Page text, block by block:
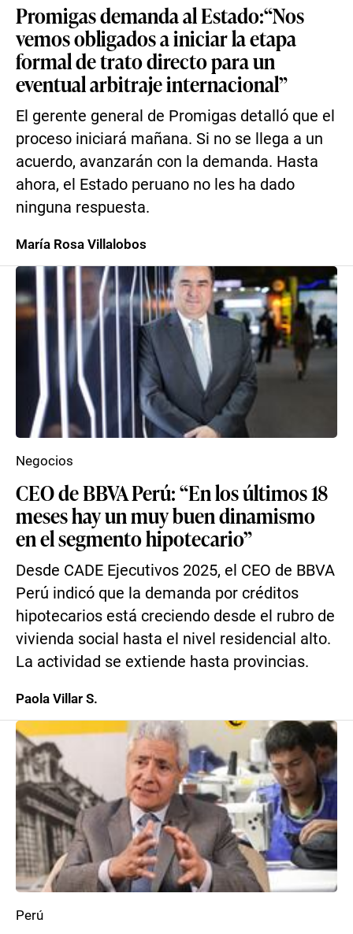
Promigas demanda al Estado:“Nos
vemos obligados a iniciar la etapa
formal de trato directo para un
eventual arbitraje internacional”
El gerente general de Promigas detalló que el
proceso iniciará mañana. Si no se llega a un
acuerdo, avanzarán con la demanda. Hasta
ahora, el Estado peruano no les ha dado
ninguna respuesta.
María Rosa Villalobos
CEO de BBVA Perú: “En los últimos 18
meses hay un muy buen dinamismo
en el segmento hipotecario”
Desde CADE Ejecutivos 2025, el CEO de BBVA
Perú indicó que la demanda por créditos
hipotecarios está creciendo desde el rubro de
vivienda social hasta el nivel residencial alto.
La actividad se extiende hasta provincias.
Negocios
Paola Villar S.
Perú